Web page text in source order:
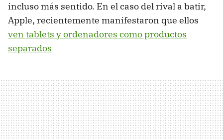
incluso más sentido. En el caso del rival a batir,
Apple, recientemente manifestaron que ellos
ven tablets y ordenadores como productos
separados